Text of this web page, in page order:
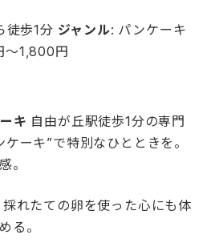
徒歩1分 ジャンル: パンケーキ
～1,800円
キ 自由が丘駅徒歩1分の専門
ーキ”で特別なひとときを。
。
採れたての卵を使った心にも体
る。